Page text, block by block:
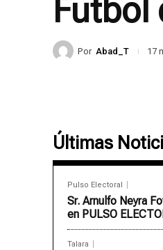
Futbol
Por Abad_T 17
Últimas
Pulso Electoral
Sr. Arnulfo Neyra
en PULSO
Talara